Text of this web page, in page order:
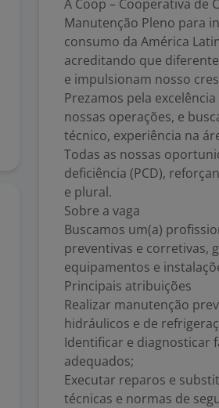
A Coop – Cooperativa de
Manutenção Pleno para
consumo da América
acreditando que
e impulsionam nosso
Prezamos pela
nossas operações, e
técnico, experiência na
Todas as nossas
deficiência (PCD),
e plural.
Sobre a vaga
Buscamos um(a)
preventivas e corretivas,
equipamentos e
Principais atribuições
Realizar manutenção
hidráulicos e de
Identificar e diagnosticar
adequados;
Executar reparos e
técnicas e normas de